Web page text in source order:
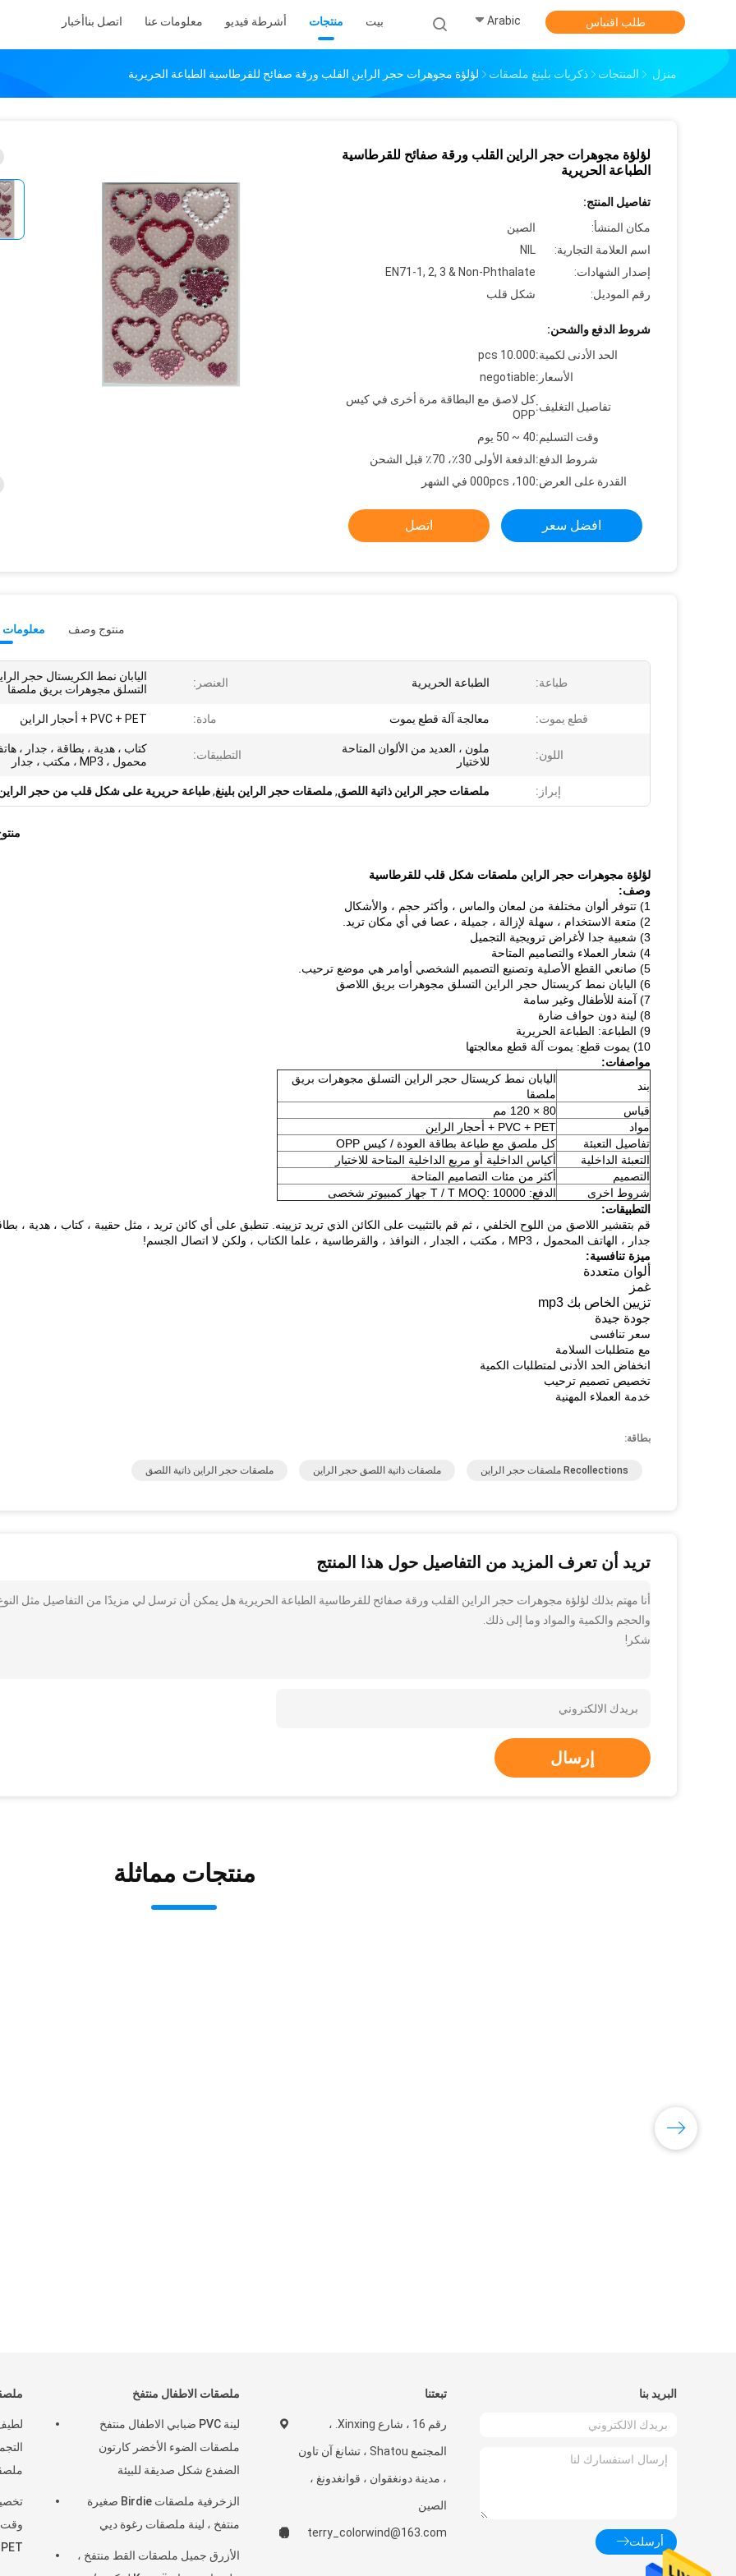
بيت منتجات أشرطة فيديو معلومات عنا اتصل بناأخبار Arabic طلب اقتباس
منزل المنتجات ذكريات بلينغ ملصقات لؤلؤة مجوهرات حجر الراين القلب ورقة صفائح للقرطاسية الطباعة الحريرية
لؤلؤة مجوهرات حجر الراين القلب ورقة صفائح للقرطاسية
الطباعة الحريرية
تفاصيل المنتج:
مكان المنشأ:
الصين
اسم العلامة التجارية:
NIL
إصدار الشهادات:
EN71-1, 2, 3 & Non-Phthalate
رقم الموديل:
شكل قلب
شروط الدفع والشحن:
الحد الأدنى لكمية:10.000 pcs
الأسعار:negotiable
تفاصيل التغليف:
كل لاصق مع البطاقة مرة أخرى في كيس
OPP
وقت التسليم:40 ~ 50 يوم
شروط الدفع:الدفعة الأولى 30٪، 70٪ قبل الشحن
القدرة على العرض:100، 000pcs في الشهر
افضل سعر اتصل
معلومات منتوج وصف
طباعة: الطباعة الحريرية العنصر:
اليابان نمط الكريستال حجر
التسلق مجوهرات بريق ملصقا
قطع يموت: معالجة آلة قطع يموت مادة: PVC + PET + أحجار الراين
اللون:
ملون ، العديد من الألوان المتاحة
للاختيار
التطبيقات:
كتاب ، هدية ، بطاقة ، جدار ،
محمول ، MP3 ، مكتب ، جدار
إبراز: ملصقات حجر الراين ذاتية اللصق, ملصقات حجر الراين بلينغ,طباعة حريرية على شكل قلب من حجر
لؤلؤة مجوهرات حجر الراين ملصقات شكل قلب للقرطاسية
وصف:
1) تتوفر ألوان مختلفة من لمعان والماس ، وأكثر حجم ، والأشكال
2) متعة الاستخدام ، سهلة لإزالة ، جميلة ، عصا في أي مكان تريد.
3) شعبية جدا لأغراض ترويجية التجميل
4) شعار العملاء والتصاميم المتاحة
5) صانعي القطع الأصلية وتصنيع التصميم الشخصي أوامر هي موضع ترحيب.
6) اليابان نمط كريستال حجر الراين التسلق مجوهرات بريق اللاصق
7) آمنة للأطفال وغير سامة
8) لينة دون حواف ضارة
9) الطباعة: الطباعة الحريرية
10) يموت قطع: يموت آلة قطع معالجتها
مواصفات:
بند
اليابان نمط كريستال حجر الراين التسلق مجوهرات بريق
ملصقا
قياس
80 × 120 مم
مواد
PVC + PET + أحجار الراين
تفاصيل التعبئة
كل ملصق مع طباعة بطاقة العودة / كيس OPP
التعبئة الداخلية
أكياس الداخلية أو مربع الداخلية المتاحة للاختيار
التصميم
أكثر من مئات التصاميم المتاحة
شروط اخرى
الدفع: T / T MOQ: 10000 جهاز كمبيوتر شخصى
التطبيقات:
قم بتقشير اللاصق من اللوح الخلفي ، ثم قم بالتثبيت على الكائن الذي تريد تزيينه. تنطبق على أي كائن تريد ، مثل حقيبة ، كتاب ، هدية ،
جدار ، الهاتف المحمول ، MP3 ، مكتب ، الجدار ، النوافذ ، والقرطاسية ، علما الكتاب ، ولكن لا اتصال الجسم!
ميزة تنافسية:
ألوان متعددة
غمز
تزيين الخاص بك mp3
جودة جيدة
سعر تنافسى
مع متطلبات السلامة
انخفاض الحد الأدنى لمتطلبات الكمية
تخصيص تصميم ترحيب
خدمة العملاء المهنية
بطاقة:
Recollections ملصقات حجر الراين ملصقات ذاتية اللصق حجر الراين ملصقات حجر الراين ذاتية اللصق
تريد أن تعرف المزيد من التفاصيل حول هذا المنتج
أنا مهتم بذلك لؤلؤة مجوهرات حجر الراين القلب ورقة صفائح للقرطاسية الطباعة الحريرية هل يمكن أن ترسل لي مزيدًا من التفاصيل مثل
والحجم والكمية والمواد وما إلى ذلك.
شكر!
إرسال
منتجات مماثلة
وقت
ملصقات الاطفال منتفخ
لينة PVC ضبابي الاطفال منتفخ
ملصقات الضوء الأخضر كارتون
الضفدع شكل صديقة للبيئة
الزخرفية ملصقات Birdie صغيرة
منتفخ ، لينة ملصقات رغوة ديي
الأزرق جميل ملصقات القط منتفخ ،
تبعتنا
رقم 16 ، شارع Xinxing. ،
المجتمع Shatou ، تشانغ آن تاون
، مدينة دونغقوان ، قوانغدونغ ،
الصين
terry_colorwind@163.com
البريد بنا
أرسلت